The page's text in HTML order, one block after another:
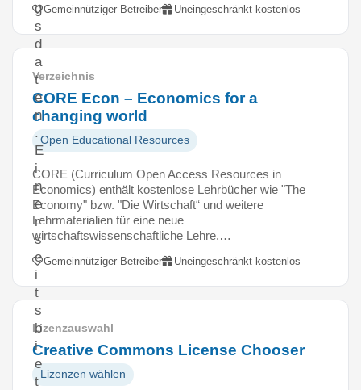
g
s
d
a
t
e
n
.
E
i
n
e
r
s
e
i
t
s
b
i
e
t
Gemeinnütziger Betreiber Uneingeschränkt kostenlos
Verzeichnis
CORE Econ – Economics for a
changing world
Open Educational Resources
CORE (Curriculum Open Access Resources in
Economics) enthält kostenlose Lehrbücher wie "The
Economy" bzw. "Die Wirtschaft“ und weitere
Lehrmaterialien für eine neue
wirtschaftswissenschaftliche Lehre.…
Gemeinnütziger Betreiber Uneingeschränkt kostenlos
Lizenzauswahl
Creative Commons License Chooser
Lizenzen wählen